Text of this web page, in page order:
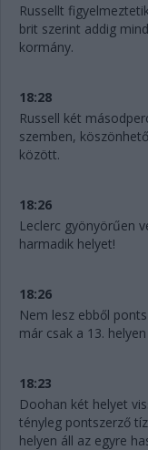
Russellt
brit szerint addig
kormány.
18:28
Russell két
szemben,
között.
18:26
Leclerc gyönyörűen
harmadik helyet!
18:26
Nem lesz ebből
már csak a 13. helyen
18:23
Doohan két helyet
tényleg pontszerző
helyen áll az egyre